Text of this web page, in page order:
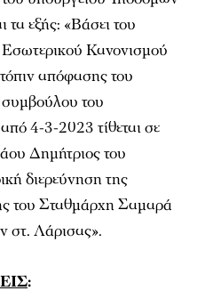
εξής: «Βάσει του
Κανονισμού
απόφασης του
του
4-3-2023 τίθεται σε
Δημήτριος του
διερεύνηση της
του Σταθμάρχη Σαμαρά
στ. Λάρισας».
: